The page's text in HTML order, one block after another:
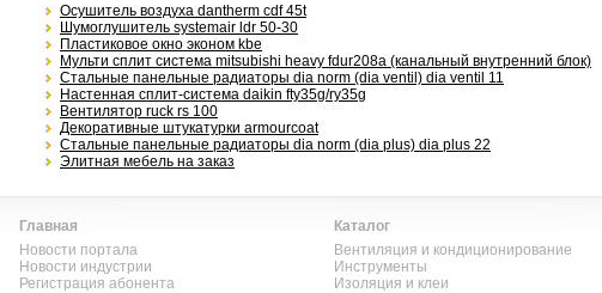
Осушитель воздуха dantherm cdf 45t
Шумоглушитель systemair ldr 50-30
Пластиковое окно эконом kbe
Мульти сплит система mitsubishi heavy fdur208a (канальный внутренний блок)
Стальные панельные радиаторы dia norm (dia ventil) dia ventil 11
Настенная сплит-система daikin fty35g/ry35g
Вентилятор ruck rs 100
Декоративные штукатурки armourcoat
Стальные панельные радиаторы dia norm (dia plus) dia plus 22
Элитная мебель на заказ
Главная
Новости портала
Новости индустрии
Регистрация абонента
Каталог
Вентиляция и кондиционирование
Инструменты
Изоляция и клеи